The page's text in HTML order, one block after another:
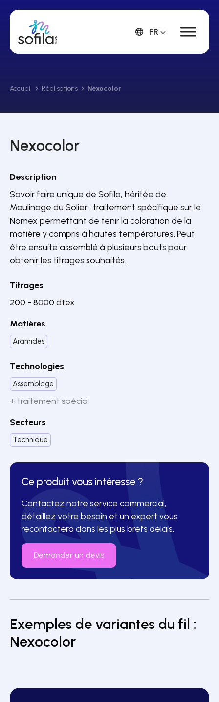
FR
Accueil Réalisations Nexocolor
Nexocolor
Description
Savoir faire unique de Sofila, héritée de
Moulinage du Solier : traitement spécifique sur le
Nomex permettant de tenir la coloration de la
matière y compris à hautes températures. Peut
être ensuite assemblé à plusieurs bouts pour
obtenir les titrages souhaités.
Titrages
200 - 8000 dtex
Matières
Aramides
Technologies
Assemblage
+ traitement spécial
Secteurs
Technique
Ce produit vous intéresse ?
Contactez notre service commercial,
détaillez votre besoin et un expert vous
recontactera dans les plus brefs délais.
Demander un devis
Exemples de variantes du fil :
Nexocolor
Titrage : 220 dtex
Matières : Nomex